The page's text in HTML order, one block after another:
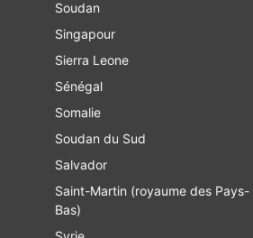
Soudan
Singapour
Sierra Leone
Sénégal
Somalie
Soudan du Sud
Salvador
Saint-Martin (royaume des Pays-
Bas)